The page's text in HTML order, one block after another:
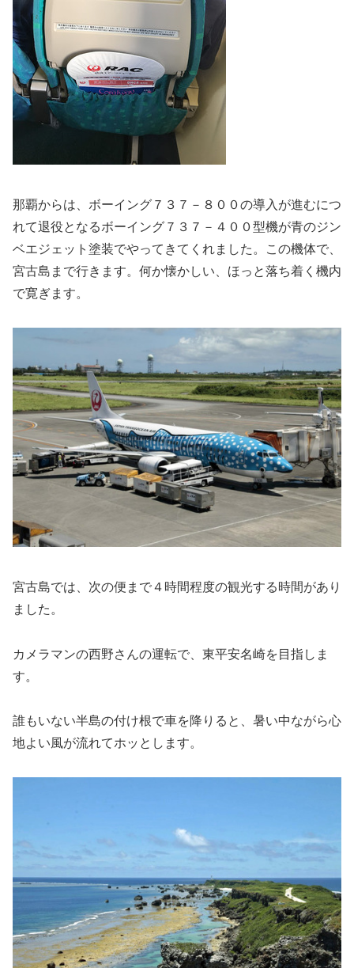
那覇からは、ボーイング７３７－８００の導入が進むにつ
れて退役となるボーイング７３７－４００型機が青のジン
ベエジェット塗装でやってきてくれました。この機体で、
宮古島まで行きます。何か懐かしい、ほっと落ち着く機内
で寛ぎます。
宮古島では、次の便まで４時間程度の観光する時間があり
ました。
カメラマンの西野さんの運転で、東平安名崎を目指しま
す。
誰もいない半島の付け根で車を降りると、暑い中ながら心
地よい風が流れてホッとします。